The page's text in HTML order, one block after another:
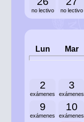
no lectivo no lectivo
Lun
Mar
2
exámenes
3
exámenes
9
exámenes
10
exámenes